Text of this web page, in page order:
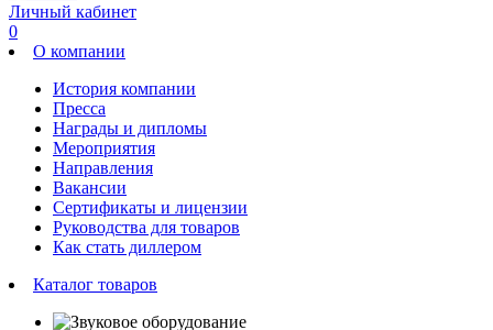
Личный кабинет
0
О компании
История компании
Пресса
Награды и дипломы
Мероприятия
Направления
Вакансии
Сертификаты и лицензии
Руководства для товаров
Как стать диллером
Каталог товаров